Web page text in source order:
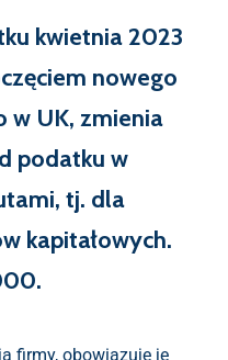
kwietnia 2023
nowego
w UK, zmienia
podatku w
tj. dla
kapitałowych.
firmy, obowiązuje je